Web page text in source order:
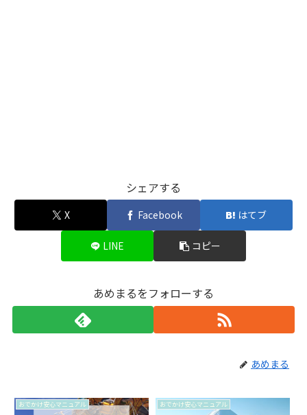
シェアする
X Facebook はてブ
LINE コピー
あめまるをフォローする
あめまる
おでかけ安心マニュアル おでかけ安心マニュアル